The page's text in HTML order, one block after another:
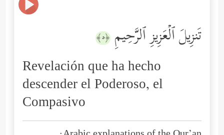
تَنزِیلَ ٱلۡعَزِیزِ ٱلرَّحِیمِ ﴿٥﴾
Revelación que ha hecho
descender el Poderoso, el
Compasivo